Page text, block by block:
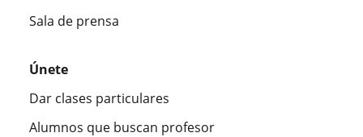
Sala de prensa
Únete
Dar clases particulares
Alumnos que buscan profesor